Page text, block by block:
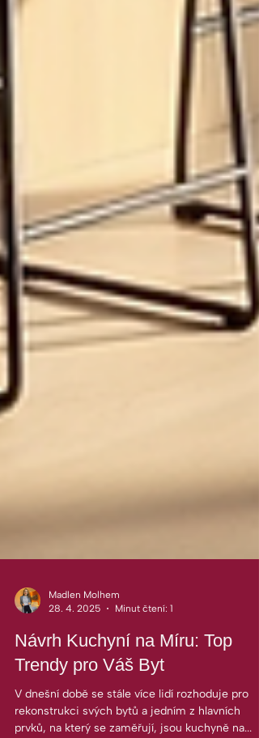
28. 4. 2025
Minut čtení: 1
Návrh Kuchyní na Míru: Top
Trendy pro Váš Byt
V dnešní době se stále více lidí rozhoduje pro